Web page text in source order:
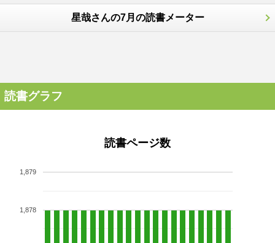
星哉さんの7月の読書メーター
読書グラフ
読書ページ数
1,878
1,879